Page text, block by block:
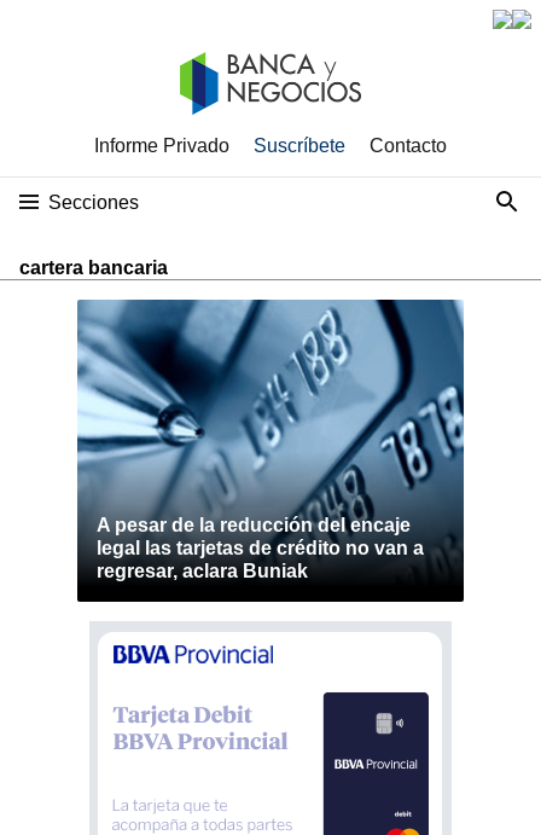
Informe Privado Suscríbete Contacto
Secciones
cartera bancaria
A pesar de la reducción del encaje
legal las tarjetas de crédito no van a
regresar, aclara Buniak